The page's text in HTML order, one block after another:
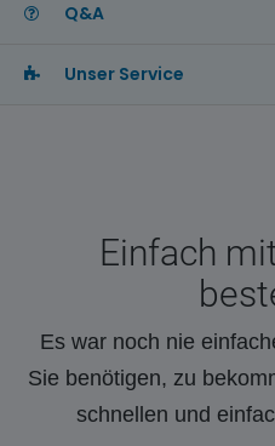
Q&A
Unser Service
Einfach
Es war noch nie
Sie benötigen, zu
schnellen und